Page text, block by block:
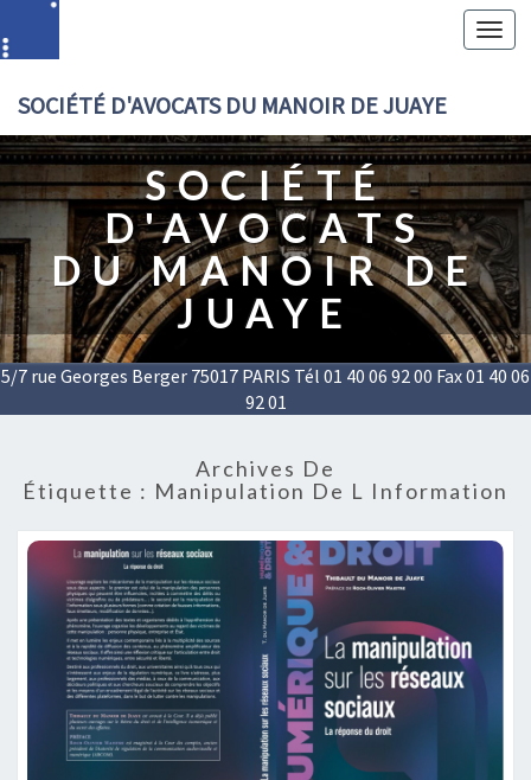
SOCIÉTÉ D'AVOCATS DU MANOIR DE JUAYE
SOCIÉTÉ
D'AVOCATS
DU MANOIR DE
JUAYE
5/7 rue Georges Berger 75017 PARIS Tél 01 40 06 92 00 Fax 01 40 06
92 01
Archives De
Étiquette : Manipulation De L Information